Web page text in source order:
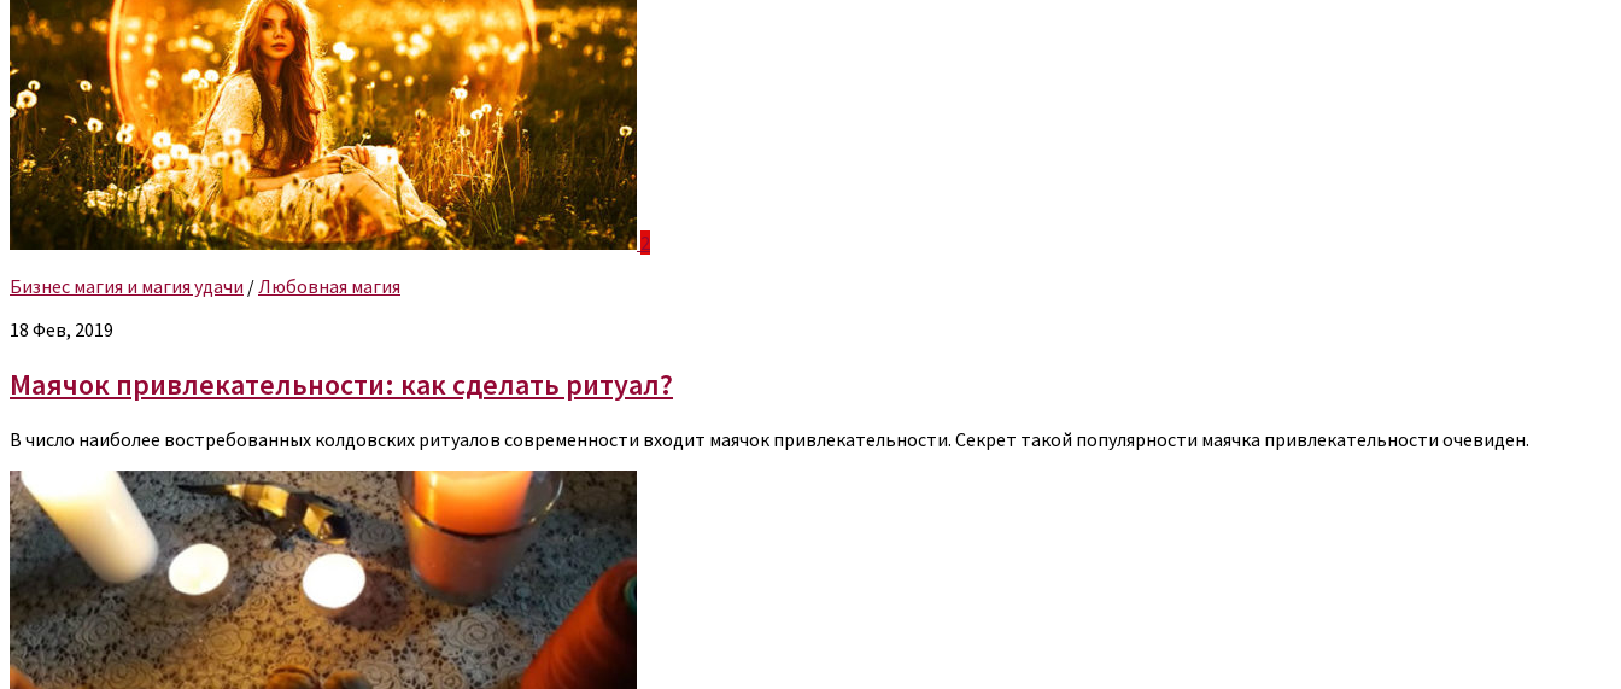
2
Бизнес магия и магия удачи /Любовная магия
18 Фев, 2019
Маячок привлекательности: как сделать ритуал?
В число наиболее востребованных колдовских ритуалов современности входит маячок привлекательности. Секрет такой популярности маячка привлекательности очевиден.